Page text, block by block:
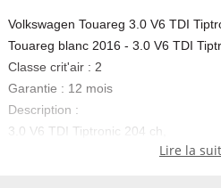
Volkswagen Touareg 3.0 V6 TDI
Touareg blanc 2016 - 3.0 V6 TDI
Classe crit'air : 2
Garantie : 12 mois
Description :
3.0 V6 TDI Tiptronic 204 ch,
Lire la